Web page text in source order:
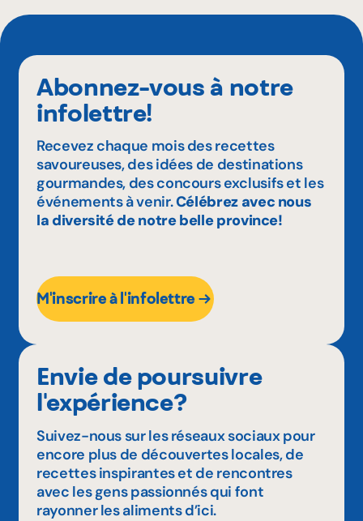
Abonnez-vous à notre
infolettre!
Recevez chaque mois des recettes
savoureuses, des idées de destinations
gourmandes, des concours exclusifs et les
événements à venir.Célébrez avec nous
la diversité de notre belle province!
M'inscrire à l'infolettre
Envie de poursuivre
l'expérience?
Suivez-nous sur les réseaux sociaux pour
encore plus de découvertes locales, de
recettes inspirantes et de rencontres
avec les gens passionnés qui font
rayonner les aliments d’ici.